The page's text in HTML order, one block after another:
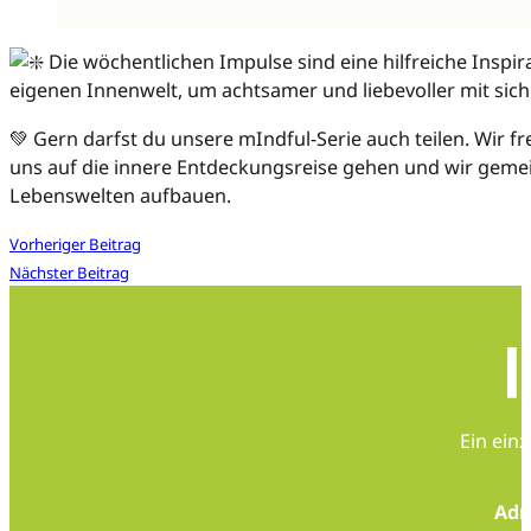
Die wöchentlichen Impulse sind eine hilfreiche
eigenen Innenwelt, um achtsamer und liebevoller mit
💚 Gern darfst du unsere mIndful-Serie auch teilen. Wir
uns auf die innere Entdeckungsreise gehen und wir
Lebenswelten aufbauen.
Vorheriger Beitrag
Nächster Beitrag
Ein